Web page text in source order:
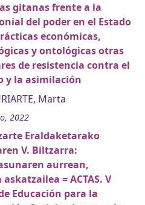
gitanas frente a la
del poder en el Estado
económicas,
y ontológicas otras
de resistencia contra el
y la asimilación
Marta
2022
Eraldaketarako
V. Biltzarra:
aurrean,
= ACTAS. V
Educación para la